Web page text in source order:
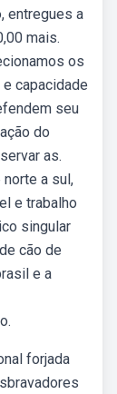
entregues a
mais.
os
capacidade
seu
do
as.
a sul,
e trabalho
singular
cão de
e a
forjada